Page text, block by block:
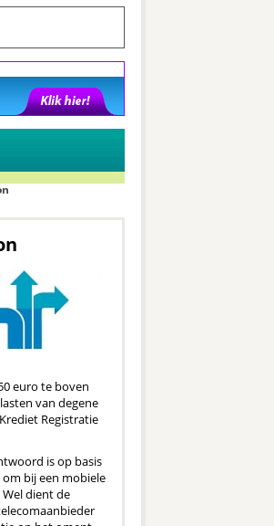
euro te boven
van degene
Registratie
is op basis
bij een mobiele
dient de